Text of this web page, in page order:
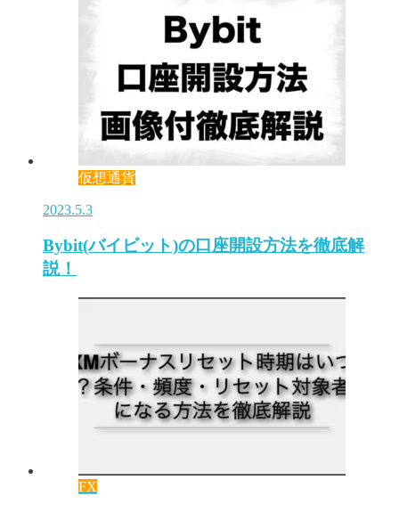
仮想通貨
2023.5.3
Bybit(バイビット)の口座開設方法を徹底解
説！
FX